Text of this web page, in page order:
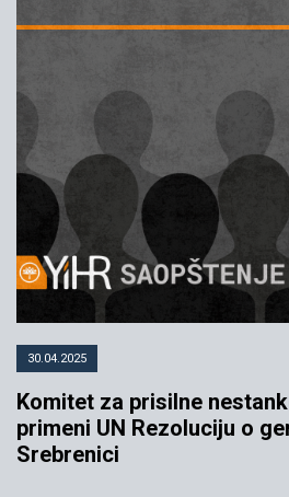
30.04.2025
Komitet za prisilne
primeni UN Rezoluciju o
Srebrenici